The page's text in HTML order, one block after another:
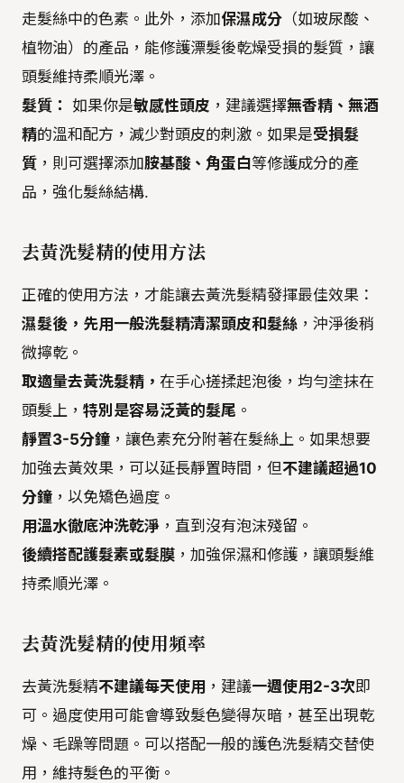
走髮絲中的色素。此外，添加保濕成分 （如玻尿酸、
植物油）的產品，能修護漂髮後乾燥受損的髮質，讓
頭髮維持柔順光澤。
髮質： 如果你是敏感性頭皮 ，建議選擇無香精、無酒
精的溫和配方，減少對頭皮的刺激。如果是受損髮
質 ，則可選擇添加胺基酸、角蛋白等修護成分的產
品，強化髮絲結構.
去黃洗髮精的使用方法
正確的使用方法，才能讓去黃洗髮精發揮最佳效果：
濕髮後，先用一般洗髮精清潔頭皮和髮絲 ，沖淨後稍
微擰乾。
取適量去黃洗髮精， 在手心搓揉起泡後，均勻塗抹在
頭髮上， 特別是容易泛黃的髮尾 。
靜置3-5分鐘 ，讓色素充分附著在髮絲上。如果想要
加強去黃效果，可以延長靜置時間，但不建議超過10
分鐘 ，以免矯色過度。
用溫水徹底沖洗乾淨 ，直到沒有泡沫殘留。
後續搭配護髮素或髮膜 ，加強保濕和修護，讓頭髮維
持柔順光澤。
去黃洗髮精的使用頻率
去黃洗髮精不建議每天使用 ，建議一週使用2-3次即
可。過度使用可能會導致髮色變得灰暗，甚至出現乾
燥、毛躁等問題。可以搭配一般的護色洗髮精交替使
用，維持髮色的平衡。